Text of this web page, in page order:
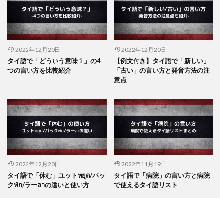
2022年12月20日
タイ語で「どういう意味？」の4
つの言い方を比較紹介
2022年12月20日
【例文付き】タイ語で「新しい」
「古い」の言い方と発音方法の注
意点
2022年12月20日
タイ語で「休む」ユットหยุด/パッ
クพัก/ラーลาの違いと使い方
2022年11月19日
タイ語で「病院」の言い方と病院
で使えるタイ語リスト